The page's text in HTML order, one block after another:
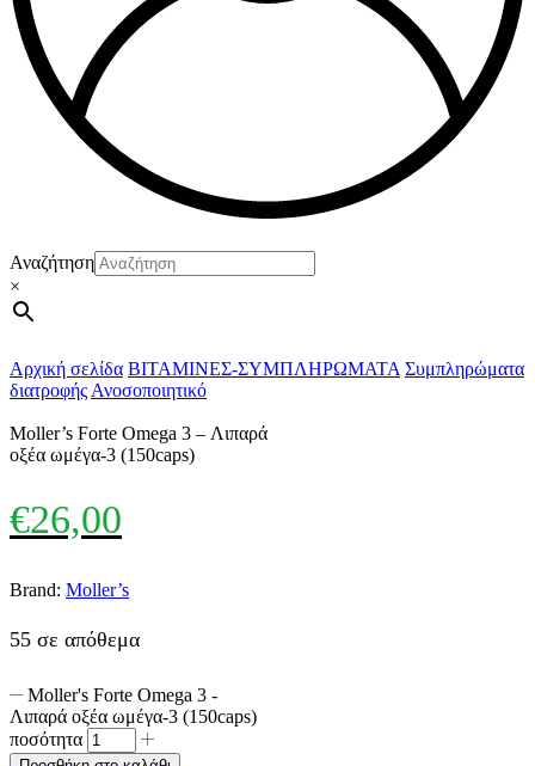
Αναζήτηση
×
Αρχική σελίδα ΒΙΤΑΜΙΝΕΣ-ΣΥΜΠΛΗΡΩΜΑΤΑ Συμπληρώματα
διατροφής Ανοσοποιητικό
Moller’s Forte Omega 3 – Λιπαρά
οξέα ωμέγα-3 (150caps)
€26,00
Brand: Moller’s
55 σε απόθεμα
Moller's Forte Omega 3 -
Λιπαρά οξέα ωμέγα-3 (150caps)
ποσότητα